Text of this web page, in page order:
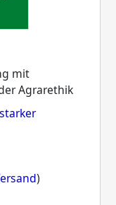
mit
Agrarethik
)